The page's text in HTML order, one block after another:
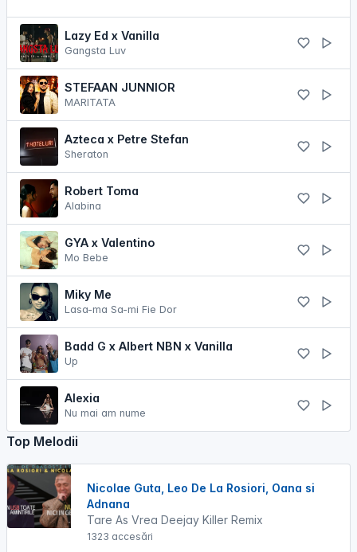
Lazy Ed x Vanilla
Gangsta Luv
STEFAAN JUNNIOR
MARITATA
Azteca x Petre Stefan
Sheraton
Robert Toma
Alabina
GYA x Valentino
Mo Bebe
Miky Me
Lasa-ma Sa-mi Fie Dor
Badd G x Albert NBN x Vanilla
Up
Alexia
Nu mai am nume
Top Melodii
Nicolae Guta, Leo De La Rosiori, Oana si
Adnana
Tare As Vrea Deejay Killer Remix
1323 accesări